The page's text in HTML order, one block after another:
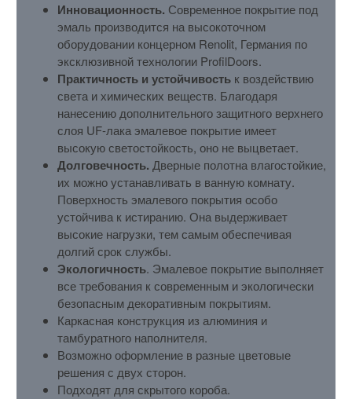
Инновационность. Современное покрытие под
эмаль производится на высокоточном
оборудовании концерном Renolit, Германия по
эксклюзивной технологии ProfilDoors.
Практичность и устойчивость к воздействию
света и химических веществ. Благодаря
нанесению дополнительного защитного верхнего
слоя UF-лака эмалевое покрытие имеет
высокую светостойкость, оно не выцветает.
Долговечность. Дверные полотна влагостойкие,
их можно устанавливать в ванную комнату.
Поверхность эмалевого покрытия особо
устойчива к истиранию. Она выдерживает
высокие нагрузки, тем самым обеспечивая
долгий срок службы.
Экологичность. Эмалевое покрытие выполняет
все требования к современным и экологически
безопасным декоративным покрытиям.
Каркасная конструкция из алюминия и
тамбуратного наполнителя.
Возможно оформление в разные цветовые
решения с двух сторон.
Подходят для скрытого короба.